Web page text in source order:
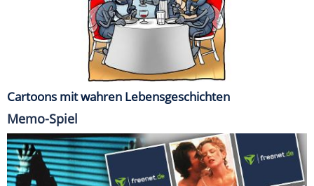
Cartoons mit wahren Lebensgeschichten
Memo-Spiel